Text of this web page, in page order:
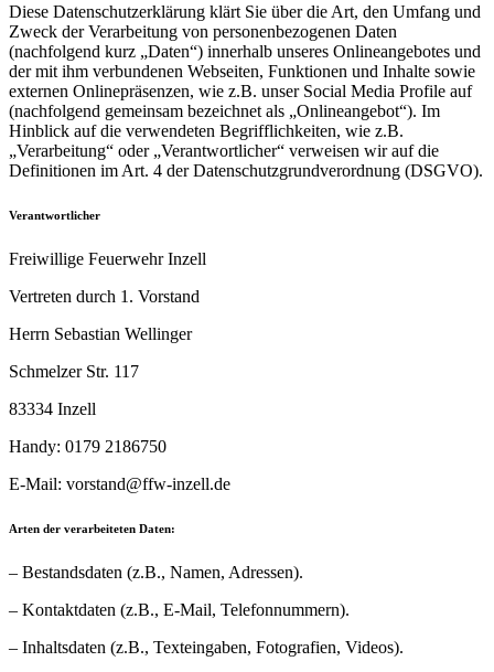
Diese Datenschutzerklärung klärt Sie über die Art, den Umfang und
Zweck der Verarbeitung von personenbezogenen Daten
(nachfolgend kurz „Daten“) innerhalb unseres Onlineangebotes und
der mit ihm verbundenen Webseiten, Funktionen und Inhalte sowie
externen Onlinepräsenzen, wie z.B. unser Social Media Profile auf
(nachfolgend gemeinsam bezeichnet als „Onlineangebot“). Im
Hinblick auf die verwendeten Begrifflichkeiten, wie z.B.
„Verarbeitung“ oder „Verantwortlicher“ verweisen wir auf die
Definitionen im Art. 4 der Datenschutzgrundverordnung (DSGVO).
Verantwortlicher
Freiwillige Feuerwehr Inzell
Vertreten durch 1. Vorstand
Herrn Sebastian Wellinger
Schmelzer Str. 117
83334 Inzell
Handy: 0179 2186750
E-Mail: vorstand@ffw-inzell.de
Arten der verarbeiteten Daten:
– Bestandsdaten (z.B., Namen, Adressen).
– Kontaktdaten (z.B., E-Mail, Telefonnummern).
– Inhaltsdaten (z.B., Texteingaben, Fotografien, Videos).